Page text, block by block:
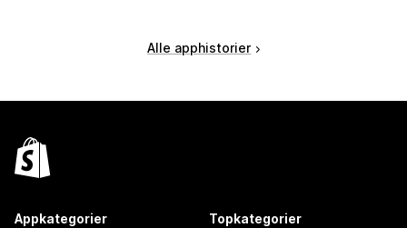
Alle apphistorier
Appkategorier Topkategorier